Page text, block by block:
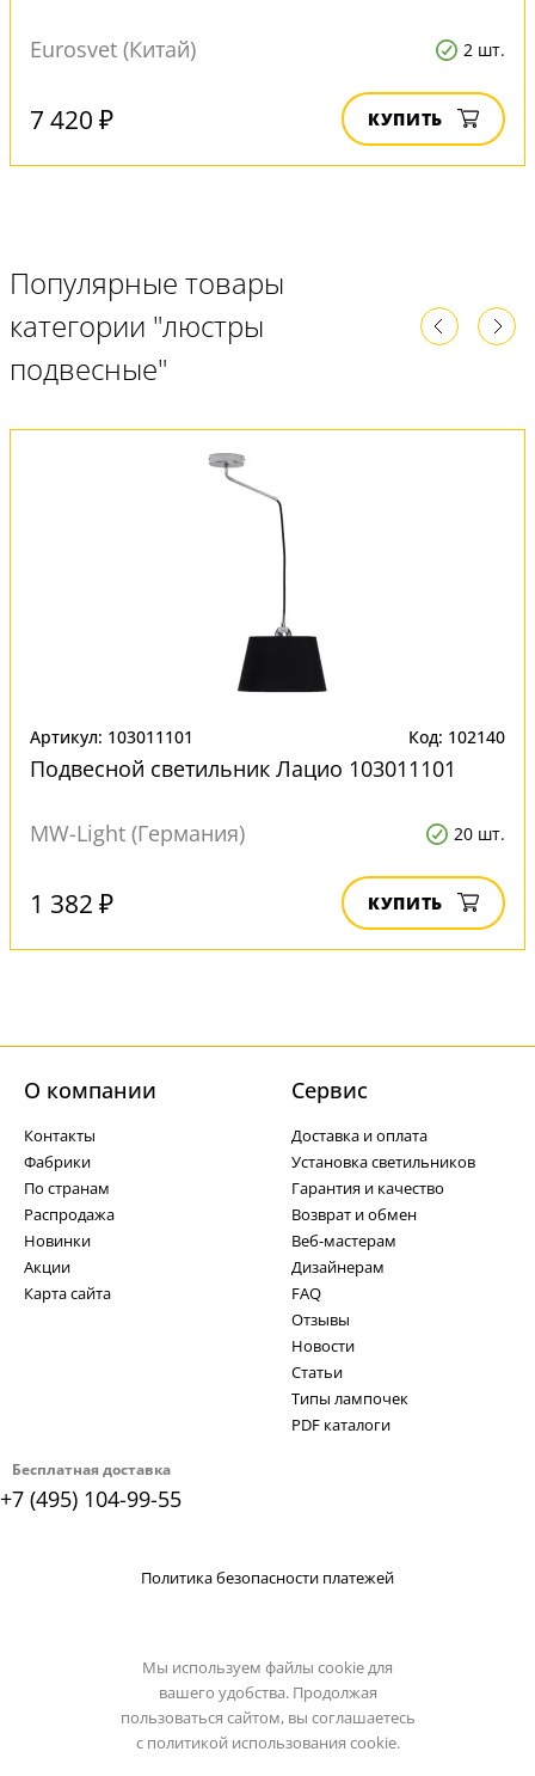
Eurosvet (Китай) 2 шт.
7 420 ₽ КУПИТЬ
Популярные товары
категории "люстры
подвесные"
Артикул: 103011101 Код: 102140
Подвесной светильник Лацио 103011101
MW-Light (Германия) 20 шт.
1 382 ₽ КУПИТЬ
Бесплатная доставка
+7 (495) 104-99-55
О компании
Контакты
Фабрики
По странам
Распродажа
Новинки
Акции
Карта сайта
Cервис
Доставка и оплата
Установка светильников
Гарантия и качество
Возврат и обмен
Веб-мастерам
Дизайнерам
FAQ
Отзывы
Новости
Статьи
Типы лампочек
PDF каталоги
Политика безопасности платежей
Мы используем файлы cookie для
вашего удобства. Продолжая
пользоваться сайтом, вы соглашаетесь
с политикой использования cookie.